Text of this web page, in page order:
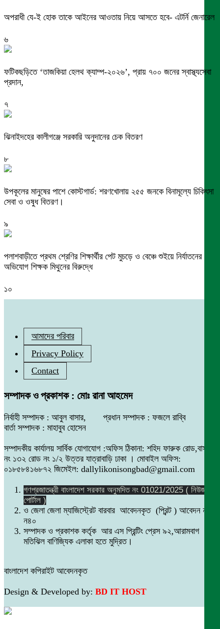
অপরাধী যে-ই হোক তাকে আইনের আওতায় নিয়ে আসতে হবে- এটর্নি জেনারেল
৬
ফটিকছড়িতে ‘তাজকিয়া হেলথ ক্যাম্প-২০২৬’, প্রায় ৭০০ জনের স্বাস্থ্যসেবা
প্রদান,
৭
ঝিনাইদহের কালীগঞ্জে সরকারি অনুদানের চেক বিতরণ
৮
উপকূলের মানুষের পাশে কোস্টগার্ড: শরণখোলায় ২৫৫ জনকে বিনামূল্যে চিকিৎসা
সেবা ও ওষুধ বিতরণ।
৯
পলাশবাড়ীতে প্রথম শ্রেণির শিক্ষার্থীর পেট মুচড়ে ও বেঞ্চে শুইয়ে নির্যাতনের
অভিযোগ শিক্ষক মিথুনের বিরুদ্ধে
১০
আমাদের পরিবার
Privacy Policy
Contact
সম্পাদক ও প্রকাশক : মোঃ রানা আহমেদ
নির্বাহী সম্পাদক : আবুল বাসার, প্রধান সম্পাদক : ফজলে রাব্বি
বার্তা সম্পাদক : মাহাবুব হোসেন
সম্পাদকীয় কার্যালয় সার্বিক যোগাযোগ :অফিস ঠিকানা: শহিদ ফারুক রোড,বাসা
নং ১৩২ রোড নং ১/২ উত্তর যাত্রাবাড়ি ঢাকা । মোবাইল অফিস:
০১৮৫৮৪১৬৮৭২ জিমেইল: dallylikonisongbad@gmail.com
গণপ্রজাতন্ত্রী বাংলাদেশ সরকার অনুমদিত নং 01021/2025 ( নিউজ
পোর্টাল )
ও জেলা জেলা ম্যাজিস্ট্রেট বারবার আবেদনকৃত (প্রিন্ট ) আবেদন নং
ন৪০
সম্পাদক ও প্রকাশক কর্তৃক আর এস প্রিন্টিং প্রেস ৯২,আরামবাগ
মতিঝিল বাণিজ্যিক এলাকা হতে মুদ্রিত।
বাংলাদেশ কপিরাইট আবেদনকৃত
Design & Developed by: BD IT HOST